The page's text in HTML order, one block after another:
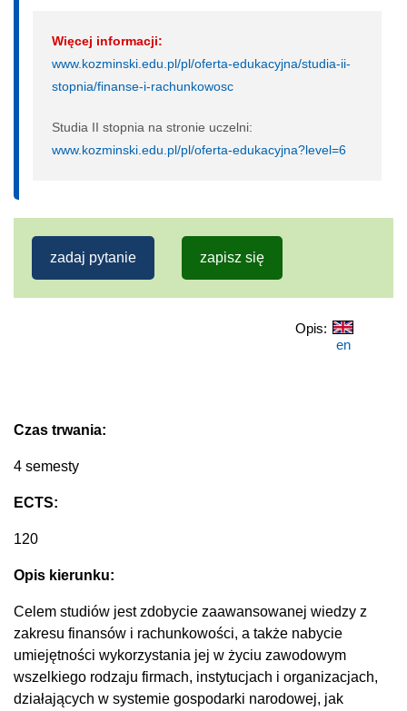
Więcej informacji:
www.kozminski.edu.pl/pl/oferta-edukacyjna/studia-ii-
stopnia/finanse-i-rachunkowosc
Studia II stopnia na stronie uczelni:
www.kozminski.edu.pl/pl/oferta-edukacyjna?level=6
zadaj pytanie zapisz się
Opis:
en
Czas trwania:
4 semesty
ECTS:
120
Opis kierunku:
Celem studiów jest zdobycie zaawansowanej wiedzy z
zakresu finansów i rachunkowości, a także nabycie
umiejętności wykorzystania jej w życiu zawodowym
wszelkiego rodzaju firmach, instytucjach i organizacjach,
działających w systemie gospodarki narodowej, jak